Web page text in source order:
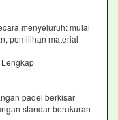
menyeluruh: mulai
pemilihan material
padel berkisar
standar berukuran